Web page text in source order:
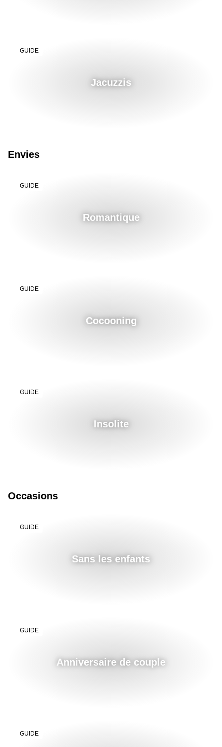
GUIDE
Jacuzzis
Envies
GUIDE
Romantique
GUIDE
Cocooning
GUIDE
Insolite
Occasions
GUIDE
Sans les enfants
GUIDE
Anniversaire de couple
GUIDE